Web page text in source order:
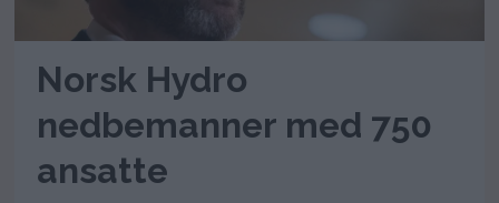
Norsk Hydro
nedbemanner med 750
ansatte